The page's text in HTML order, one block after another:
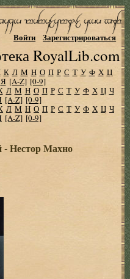
RoyalLib.com
Войти Зарегистрироваться
К Л М Н О П Р С Т У Ф Х Ц
Я [A-Z] [0-9]
Л М Н О П Р С Т У Ф Х Ц Ч
[A-Z] [0-9]
Л М Н О П Р С Т У Ф Х Ц Ч
[A-Z] [0-9]
- Нестор Махно